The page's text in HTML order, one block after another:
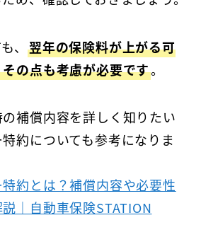
、 翌年の保険料が上がる可
の点も考慮が必要です。
補償内容を詳しく知りたい
約についても参考になりま
約とは？補償内容や必要性
｜自動車保険STATION